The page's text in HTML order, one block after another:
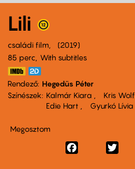
Lili
családi film
2019
85 perc,
With subtitles
Rendező Hegedüs Péter
Színészek
Kalmár Kiara Kris Wolf
Edie Hart
Gyurkó Lívia
Megosztom
Facebook